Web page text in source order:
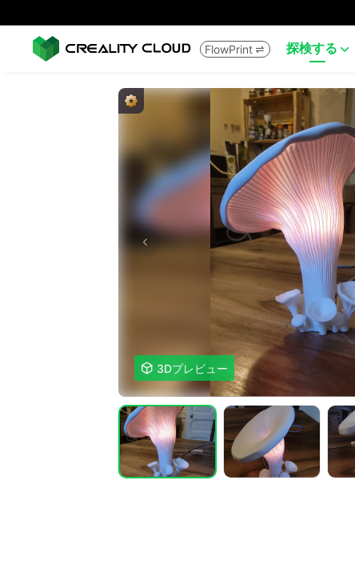
FlowPrint  探検する 
 3Dプレビュー